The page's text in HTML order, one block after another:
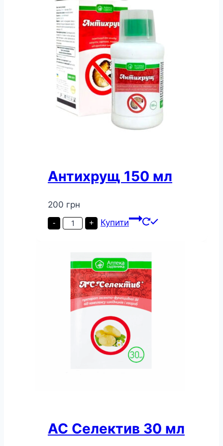
Антихрущ 150 мл
200 грн
-
Антихрущ
150
+ Купити
АС Селектив 30 мл